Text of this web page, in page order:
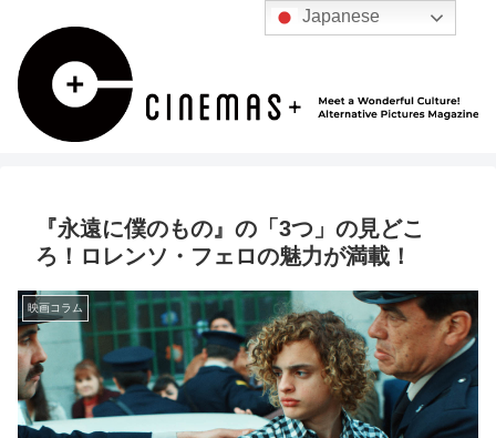
『永遠に僕のもの』の「3つ」の見どこ
ろ！ロレンソ・フェロの魅力が満載！
映画コラム
Japanese